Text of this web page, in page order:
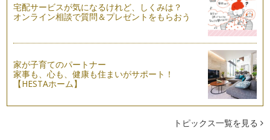
コーヒー豆の生産地域、ご紹介！
コーヒーの生産・輸出がされているのは、全世界の60数か
国。 おいしいコーヒーの栽培…
カフェインレスコーヒーのパートナー「クリーム」をどう選
ぶ？
コーヒークリームといえば、「液状」「粉末状」の2種類があ
ります。 液状のものでミル…
カフェインレスコーヒーには、こんな素敵な効果がある
宅配サービスが気になるけれど、しくみは？
オンライン相談で質問＆プレゼントをもらおう
家が子育てのパートナー
家事も、心も、健康も住まいがサポート！
【HESTAホーム】
トピックス一覧を見る